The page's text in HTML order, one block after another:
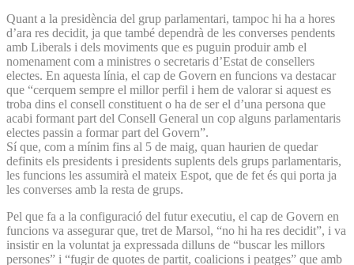
Quant a la presidència del grup parlamentari, tampoc hi ha a hores
d’ara res decidit, ja que també dependrà de les converses pendents
amb Liberals i dels moviments que es puguin produir amb el
nomenament com a ministres o secretaris d’Estat de consellers
electes. En aquesta línia, el cap de Govern en funcions va destacar
que “cerquem sempre el millor perfil i hem de valorar si aquest es
troba dins el consell constituent o ha de ser el d’una persona que
acabi formant part del Consell General un cop alguns parlamentaris
electes passin a formar part del Govern”.
Sí que, com a mínim fins al 5 de maig, quan haurien de quedar
definits els presidents i presidents suplents dels grups parlamentaris,
les funcions les assumirà el mateix Espot, que de fet és qui porta ja
les converses amb la resta de grups.
Pel que fa a la configuració del futur executiu, el cap de Govern en
funcions va assegurar que, tret de Marsol, “no hi ha res decidit”, i va
insistir en la voluntat ja expressada dilluns de “buscar les millors
persones” i “fugir de quotes de partit, coalicions i peatges” que amb